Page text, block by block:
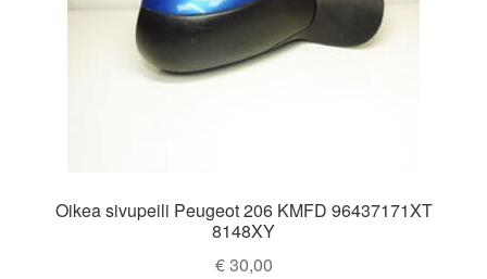
Oikea sivupeili Peugeot 206 KMFD 96437171XT
8148XY
€30,00